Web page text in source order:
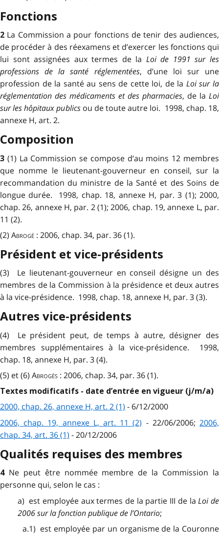
Fonctions
2 La Commission a pour fonctions de tenir des audiences,
de procéder à des réexamens et d’exercer les fonctions qui
lui sont assignées aux termes de la Loi de 1991 sur les
professions de la santé réglementées, d’une loi sur une
profession de la santé au sens de cette loi, de la Loi sur la
réglementation des médicaments et des pharmacies, de la Loi
sur les hôpitaux publicsou de toute autre loi. 1998, chap. 18,
annexe H, art. 2.
Composition
3 (1) La Commission se compose d’au moins 12 membres
que nomme le lieutenant-gouverneur en conseil, sur la
recommandation du ministre de la Santé et des Soins de
longue durée. 1998, chap. 18, annexe H, par. 3 (1); 2000,
chap. 26, annexe H, par. 2 (1); 2006, chap. 19, annexe L, par.
11 (2).
(2) Abrogé : 2006, chap. 34, par. 36 (1).
Président et vice-présidents
(3) Le lieutenant-gouverneur en conseil désigne un des
membres de la Commission à la présidence et deux autres
à la vice-présidence. 1998, chap. 18, annexe H, par. 3 (3).
Autres vice-présidents
(4) Le président peut, de temps à autre, désigner des
membres supplémentaires à la vice-présidence. 1998,
chap. 18, annexe H, par. 3 (4).
(5) et (6) Abrogés : 2006, chap. 34, par. 36 (1).
Textes modificatifs - date d’entrée en vigueur (j/m/a)
2000, chap. 26, annexe H, art. 2 (1) - 6/12/2000
2006, chap. 19, annexe L, art. 11 (2) - 22/06/2006;2006,
chap. 34, art. 36 (1) - 20/12/2006
Qualités requises des membres
4 Ne peut être nommée membre de la Commission la
personne qui, selon le cas :
a) est employée aux termes de la partie III de laLoi de
2006 sur la fonction publique de l’Ontario;
a.1) est employée par un organisme de la Couronne